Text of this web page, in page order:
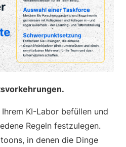
KI-Labor befüllen und
Regeln festzulegen.
in denen die Dinge